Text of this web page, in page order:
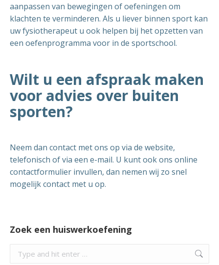
aanpassen van bewegingen of oefeningen om
klachten te verminderen. Als u liever binnen sport kan
uw fysiotherapeut u ook helpen bij het opzetten van
een oefenprogramma voor in de sportschool.
Wilt u een afspraak maken
voor advies over buiten
sporten?
Neem dan contact met ons op via de website,
telefonisch of via een e-mail. U kunt ook ons online
contactformulier invullen, dan nemen wij zo snel
mogelijk contact met u op.
Zoek een huiswerkoefening